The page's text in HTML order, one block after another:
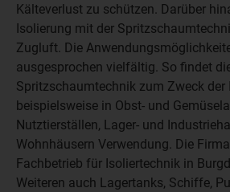
Kälteverlust zu schützen. Darüber
Isolierung mit der
Zugluft. Die
ausgesprochen vielfältig. So findet
Spritzschaumtechnik zum Zweck der
beispielsweise in Obst- und
Nutztierställen, Lager- und
Wohnhäusern Verwendung. Die
Fachbetrieb für Isoliertechnik in
Weiteren auch Lagertanks, Schiffe,